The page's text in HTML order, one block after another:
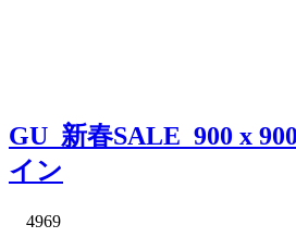
GU_新春SALE_900 x
イン
4969